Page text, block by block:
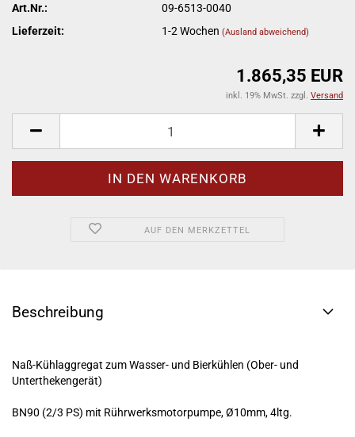
Art.Nr.:
09-6513-0040
Lieferzeit:
1-2 Wochen(Ausland abweichend)
1.865,35 EUR
inkl. 19% MwSt. zzgl. Versand
AUF DEN MERKZETTEL
Beschreibung
Naß-Kühlaggregat zum Wasser- und Bierkühlen (Ober- und
Unterthekengerät)
BN90 (2/3 PS) mit Rührwerksmotorpumpe, Ø10mm, 4ltg.